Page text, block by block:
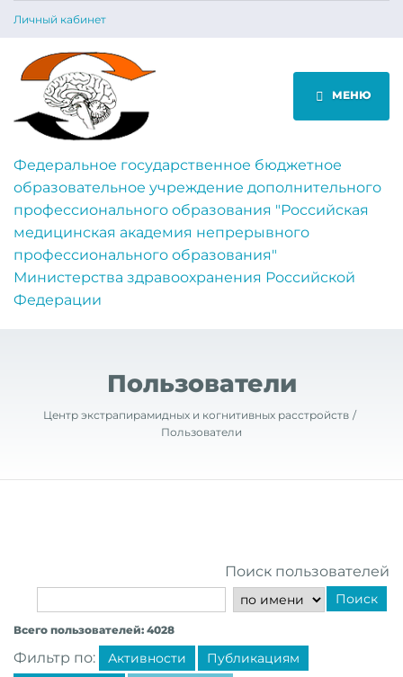
Личный кабинет
МЕНЮ
Федеральное государственное бюджетное
образовательное учреждение дополнительного
профессионального образования "Российская
медицинская академия непрерывного
профессионального образования"
Министерства здравоохранения Российской
Федерации
Пользователи
Центр экстрапирамидных и когнитивных расстройств
Пользователи
Поиск пользователей
Поиск
Всего пользователей: 4028
Фильтр по: Активности
Публикациям